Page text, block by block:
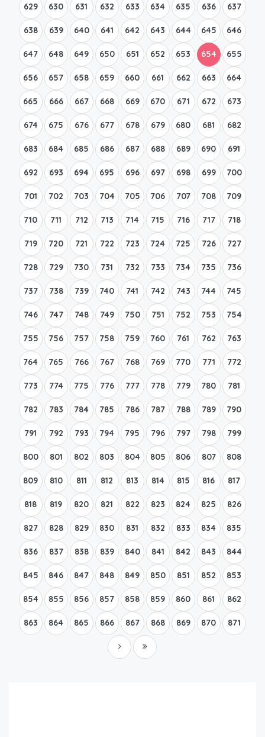
629 630 631 632 633 634 635 636 637
638 639 640 641 642 643 644 645 646
647 648 649 650 651 652 653 654 655
656 657 658 659 660 661 662 663 664
665 666 667 668 669 670 671 672 673
674 675 676 677 678 679 680 681 682
683 684 685 686 687 688 689 690 691
692 693 694 695 696 697 698 699 700
701 702 703 704 705 706 707 708 709
710 711 712 713 714 715 716 717 718
719 720 721 722 723 724 725 726 727
728 729 730 731 732 733 734 735 736
737 738 739 740 741 742 743 744 745
746 747 748 749 750 751 752 753 754
755 756 757 758 759 760 761 762 763
764 765 766 767 768 769 770 771 772
773 774 775 776 777 778 779 780 781
782 783 784 785 786 787 788 789 790
791 792 793 794 795 796 797 798 799
800 801 802 803 804 805 806 807 808
809 810 811 812 813 814 815 816 817
818 819 820 821 822 823 824 825 826
827 828 829 830 831 832 833 834 835
836 837 838 839 840 841 842 843 844
845 846 847 848 849 850 851 852 853
854 855 856 857 858 859 860 861 862
863 864 865 866 867 868 869 870 871